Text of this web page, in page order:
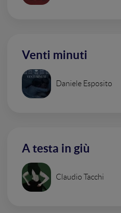
Venti minuti
Daniele Esposito
A testa in giù
Claudio Tacchi